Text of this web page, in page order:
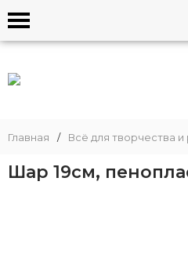
Главная / Всё для творчества и
Шар 19см,